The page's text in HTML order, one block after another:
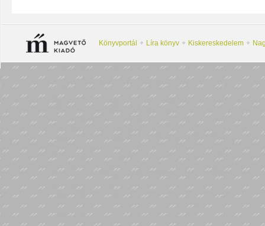
Könyvportál Líra könyv Kiskereskedelem